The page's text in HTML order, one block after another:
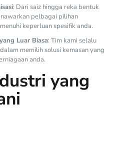
: Dari saiz hingga reka bentuk
pelbagai pilihan
keperluan spesifik anda.
Luar Biasa: Tim kami selalu
memilih solusi kemasan yang
anda.
yang